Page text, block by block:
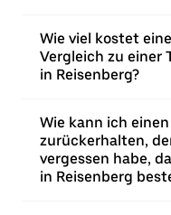
Wie viel kostet
Vergleich zu einer
in Reisenberg?
Wie kann ich
zurückerhalten,
vergessen habe,
in Reisenberg